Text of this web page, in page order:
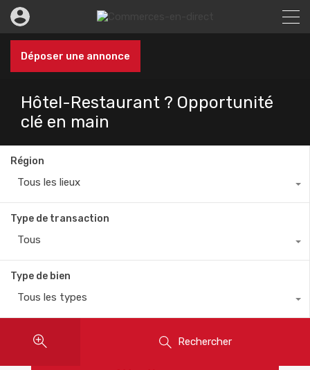
Déposer une annonce
Hôtel-Restaurant ? Opportunité
clé en main
Région
Tous les lieux
Type de transaction
Tous
Type de bien
Tous les types
Rechercher